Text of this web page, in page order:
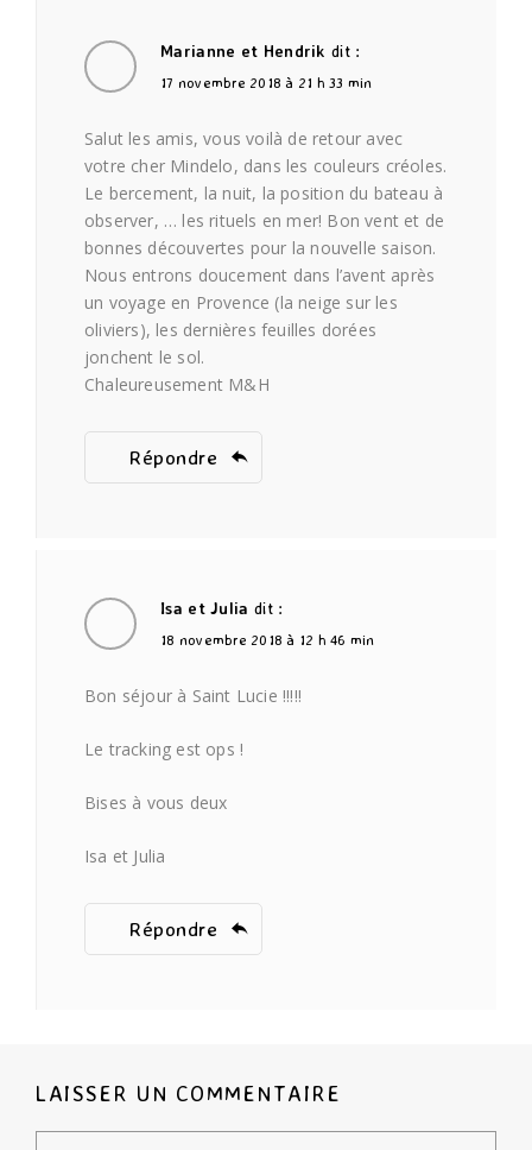
Marianne et Hendrik dit :
17 novembre 2018 à 21 h 33 min
Salut les amis, vous voilà de retour avec
votre cher Mindelo, dans les couleurs créoles.
Le bercement, la nuit, la position du bateau à
observer, … les rituels en mer! Bon vent et de
bonnes découvertes pour la nouvelle saison.
Nous entrons doucement dans l’avent après
un voyage en Provence (la neige sur les
oliviers), les dernières feuilles dorées
jonchent le sol.
Chaleureusement M&H
Répondre
Isa et Julia dit :
18 novembre 2018 à 12 h 46 min
Bon séjour à Saint Lucie !!!!!
Le tracking est ops !
Bises à vous deux
Isa et Julia
Répondre
LAISSER UN COMMENTAIRE